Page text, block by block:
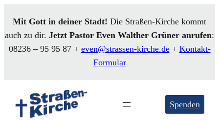
Mit Gott in deiner Stadt! Die Straßen-Kirche kommt
auch zu dir. Jetzt Pastor Even Walther Grüner anrufen:
08236 – 95 95 87 + even@strassen-kirche.de+ Kontakt-
Formular
Spenden